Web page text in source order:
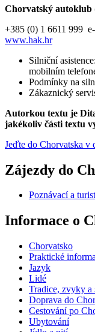
Chorvatský
+385 (0) 1 6611 999
www.hak.hr
Silniční
mobilním
Podmínky na
Zákaznický
Autorkou textu je
jakékoliv části textu
Jeďte do Chorvatska v
Zájezdy do
Poznávací a
Informace o
Chorvatsko
Praktické
Jazyk
Lidé
Tradice, zvyky a
Doprava do
Cestování po
Ubytování